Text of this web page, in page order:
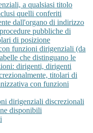
a qualsiasi titolo
quelli conferiti
dall'organo di indirizzo
pubbliche di
di posizione
funzioni dirigenziali (da
che distinguano le
dirigenti, dirigenti
titolari di
con funzioni
dirigenziali discrezionali
disponibili